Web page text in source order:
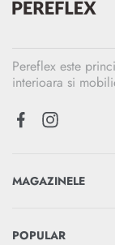
Pereflex este
interioara si
MAGAZINELE
POPULAR